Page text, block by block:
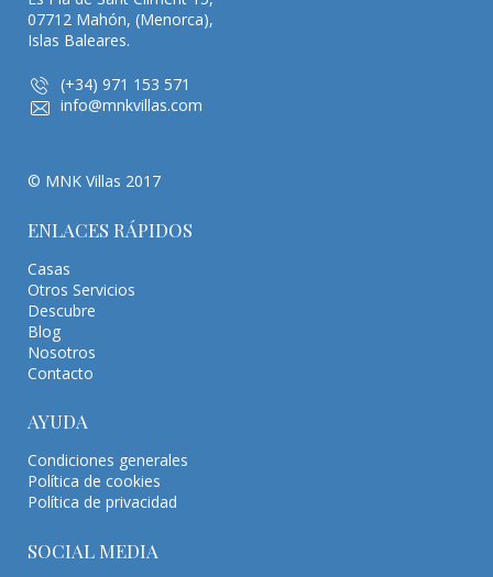
07712 Mahón, (Menorca),
Islas Baleares.
(+34) 971 153 571
info@mnkvillas.com
© MNK Villas 2017
ENLACES RÁPIDOS
Casas
Otros Servicios
Descubre
Blog
Nosotros
Contacto
AYUDA
Condiciones generales
Política de cookies
Política de privacidad
SOCIAL MEDIA